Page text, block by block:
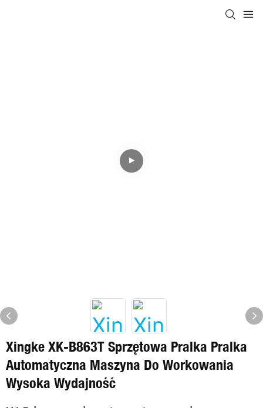
Xingke XK-B863T Sprzętowa Pralka Pralka
Automatyczna Maszyna Do Workowania
Wysoka Wydajność